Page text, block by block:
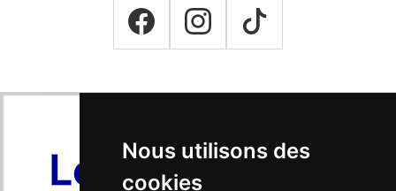
Nous utilisons des
cookies